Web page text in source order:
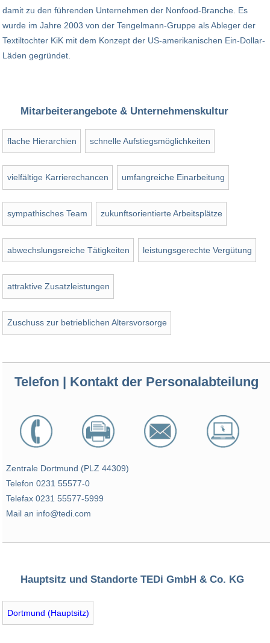
damit zu den führenden Unternehmen der Nonfood-Branche. Es
wurde im Jahre 2003 von der Tengelmann-Gruppe als Ableger der
Textiltochter KiK mit dem Konzept der US-amerikanischen Ein-Dollar-
Läden gegründet.
Mitarbeiterangebote & Unternehmenskultur
flache Hierarchien schnelle Aufstiegsmöglichkeiten
vielfältige Karrierechancen umfangreiche Einarbeitung
sympathisches Team zukunftsorientierte Arbeitsplätze
abwechslungsreiche Tätigkeiten leistungsgerechte Vergütung
attraktive Zusatzleistungen
Zuschuss zur betrieblichen Altersvorsorge
Telefon | Kontakt der Personalabteilung
Zentrale Dortmund (PLZ 44309)
Telefon 0231 55577-0
Telefax 0231 55577-5999
Mail an info@tedi.com
Hauptsitz und Standorte TEDi GmbH & Co. KG
Dortmund (Hauptsitz)